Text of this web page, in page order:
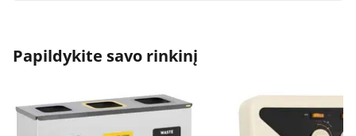
Papildykite savo rinkinį